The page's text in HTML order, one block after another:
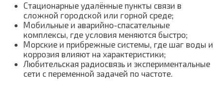
Стационарные удалённые пункты связи в
сложной городской или горной среде;
Мобильные и аварийно-спасательные
комплексы, где условия меняются быстро;
Морские и прибрежные системы, где шаг воды и
коррозия влияют на характеристики;
Любительская радиосвязь и экспериментальные
сети с переменной задачей по частоте.